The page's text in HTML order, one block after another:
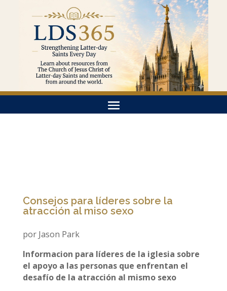
Consejos para líderes sobre la
atracción al miso sexo
por Jason Park
Informacion para líderes de la iglesia sobre
el apoyo a las personas que enfrentan el
desafío de la atracción al mismo sexo